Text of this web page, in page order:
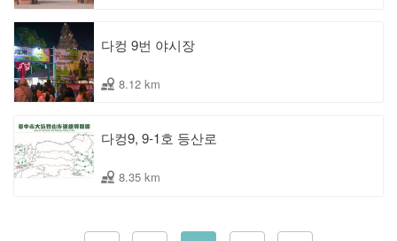
다컹 9번 야시장
8.12 km
다컹9, 9-1호 등산로
8.35 km